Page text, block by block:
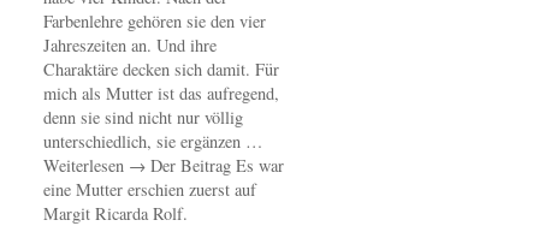
Farbenlehre gehören sie den vier
Jahreszeiten an. Und ihre
Charaktäre decken sich damit. Für
mich als Mutter ist das aufregend,
denn sie sind nicht nur völlig
unterschiedlich, sie ergänzen …
Weiterlesen → Der Beitrag Es war
eine Mutter erschien zuerst auf
Margit Ricarda Rolf.